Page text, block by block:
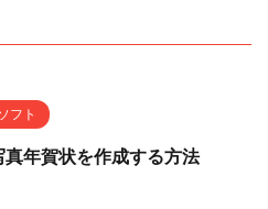
フト
真年賀状を作成する方法